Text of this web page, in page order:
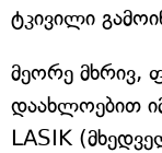
ტკივილი
მეორე მხრივ,
დაახლოებით
LASIK